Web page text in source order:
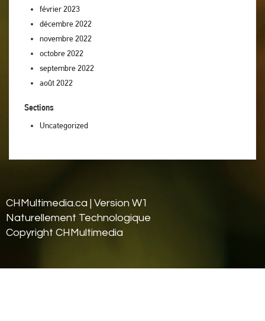
février 2023
décembre 2022
novembre 2022
octobre 2022
septembre 2022
août 2022
Sections
Uncategorized
CHMultimedia.ca | Version W1
Naturellement Technologique
Copyright CHMultimedia